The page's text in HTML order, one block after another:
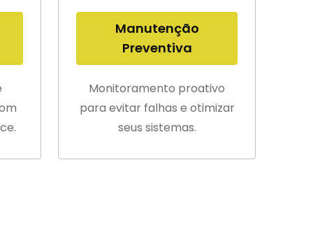
Manutenção
Preventiva
Monitoramento proativo
para evitar falhas e otimizar
seus sistemas.